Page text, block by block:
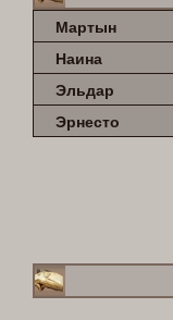
Мартын
Наина
Эльдар
Эрнесто